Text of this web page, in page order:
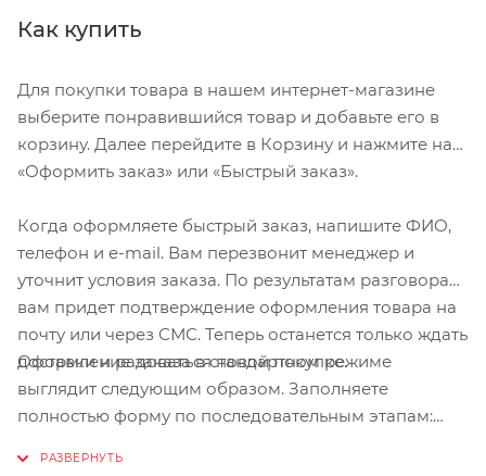
Как купить
Для покупки товара в нашем интернет-магазине
выберите понравившийся товар и добавьте его в
корзину. Далее перейдите в Корзину и нажмите на
«Оформить заказ» или «Быстрый заказ».
Когда оформляете быстрый заказ, напишите ФИО,
телефон и e-mail. Вам перезвонит менеджер и
уточнит условия заказа. По результатам разговора
вам придет подтверждение оформления товара на
почту или через СМС. Теперь останется только ждать
доставки и радоваться новой покупке.
Оформление заказа в стандартном режиме
выглядит следующим образом. Заполняете
полностью форму по последовательным этапам: